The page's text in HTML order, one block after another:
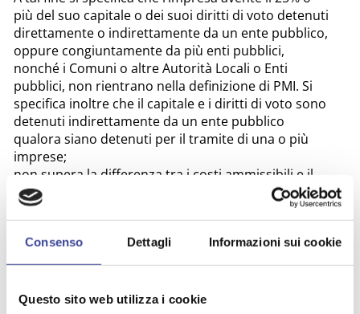
Consenso Dettagli Informazioni sui cookie
Questo sito web utilizza i cookie
più del suo capitale o dei suoi diritti di voto detenuti
direttamente o indirettamente da un ente pubblico,
oppure congiuntamente da più enti pubblici,
nonché i Comuni o altre Autorità Locali o Enti
pubblici, non rientrano nella definizione di PMI. Si
specifica inoltre che il capitale e i diritti di voto sono
detenuti indirettamente da un ente pubblico
qualora siano detenuti per il tramite di una o più
imprese;
non supera la differenza tra i costi ammissibili e il
risultato operativo, per interventi riguardanti la rete
di teleriscaldamento e/o teleraffrescamento. Il
ammissibili ex ante o mediante un meccanismo di
recupero.
pubblici o privati, proprietari, realizzatori o gestori